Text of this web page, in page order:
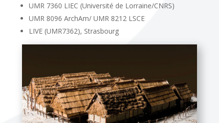
UMR 7360 LIEC (Université de Lorraine/CNRS)
UMR 8096 ArchAm/ UMR 8212 LSCE
LIVE (UMR7362), Strasbourg